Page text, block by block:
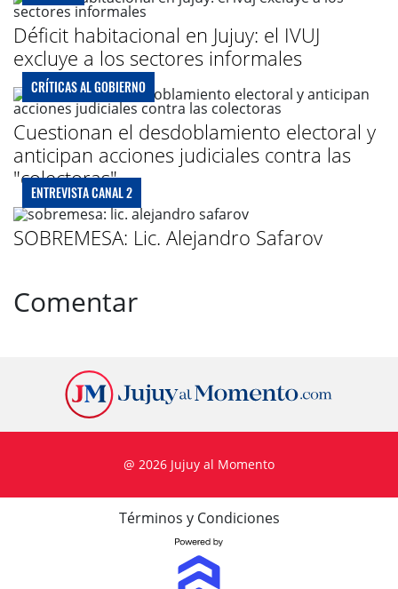
Déficit habitacional en Jujuy: el IVUJ
excluye a los sectores informales
CRÍTICAS AL GOBIERNO
Cuestionan el desdoblamiento electoral y
anticipan acciones judiciales contra las
"colectoras"
ENTREVISTA CANAL 2
SOBREMESA: Lic. Alejandro Safarov
Comentar
@ 2026 Jujuy al Momento
Términos y Condiciones